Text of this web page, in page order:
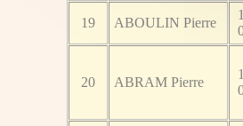
19 ABOULIN Pierre
20 ABRAM Pierre